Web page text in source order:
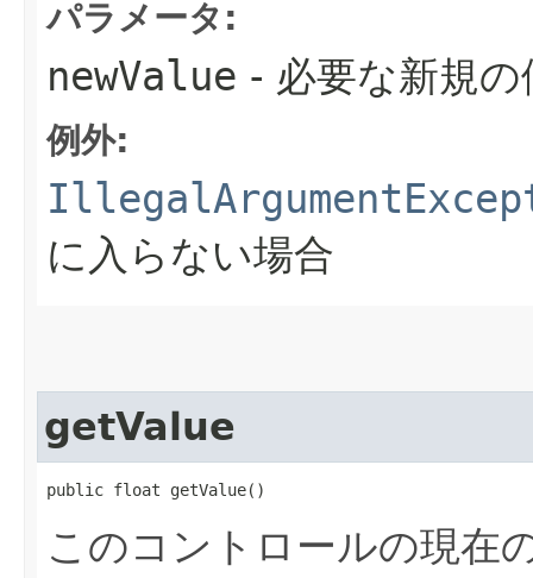
パラメータ:
newValue - 必要な新規の
例外:
に入らない場合
getValue
public float getValue()
このコントロールの現在